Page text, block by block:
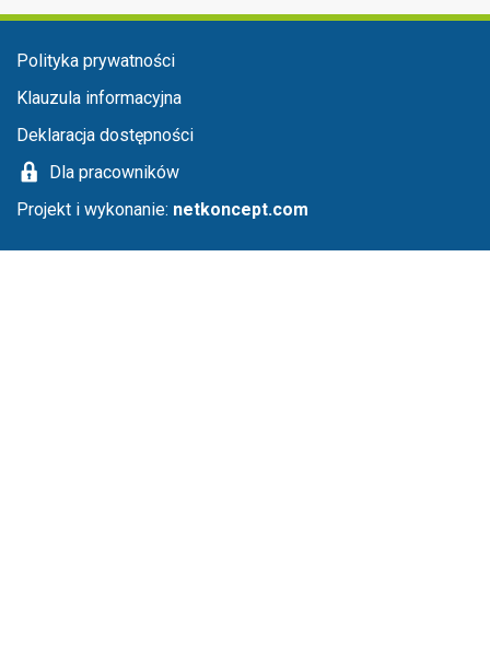
Menu stopka
Polityka prywatności
Klauzula informacyjna
Deklaracja dostępności
Dla pracowników
Projekt i wykonanie: netkoncept.com